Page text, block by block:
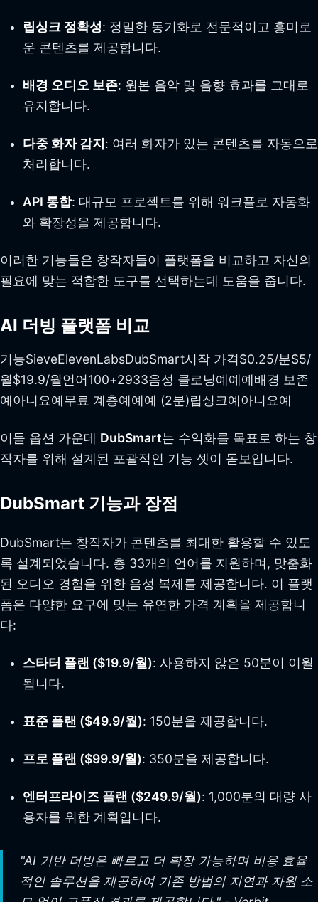
립싱크 정확성: 정밀한 동기화로 전문적이고 흥미로
운 콘텐츠를 제공합니다.
배경 오디오 보존: 원본 음악 및 음향 효과를 그대로
유지합니다.
다중 화자 감지 : 여러 화자가 있는 콘텐츠를 자동으로
처리합니다.
API 통합: 대규모 프로젝트를 위해 워크플로 자동화
와 확장성을 제공합니다.
이러한 기능들은 창작자들이 플랫폼을 비교하고 자신의
필요에 맞는 적합한 도구를 선택하는데 도움을 줍니다.
AI 더빙 플랫폼 비교
기능SieveElevenLabsDubSmart시작 가격$0.25/분$5/
월$19.9/월언어100+2933음성 클로닝예예예배경 보존
예아니요예무료 계층예예예 (2분)립싱크예아니요예
이들 옵션 가운데 DubSmart는 수익화를 목표로 하는 창
작자를 위해 설계된 포괄적인 기능 셋이 돋보입니다.
DubSmart 기능과 장점
DubSmart는 창작자가 콘텐츠를 최대한 활용할 수 있도
록 설계되었습니다. 총 33개의 언어를 지원하며, 맞춤화
된 오디오 경험을 위한 음성 복제를 제공합니다. 이 플랫
폼은 다양한 요구에 맞는 유연한 가격 계획을 제공합니
다:
스타터 플랜 ($19.9/월): 사용하지 않은 50분이 이월
됩니다.
표준 플랜 ($49.9/월): 150분을 제공합니다.
프로 플랜 ($99.9/월): 350분을 제공합니다.
엔터프라이즈 플랜 ($249.9/월): 1,000분의 대량 사
용자를 위한 계획입니다.
"AI 기반 더빙은 빠르고 더 확장 가능하며 비용 효율
적인 솔루션을 제공하여 기존 방법의 지연과 자원 소